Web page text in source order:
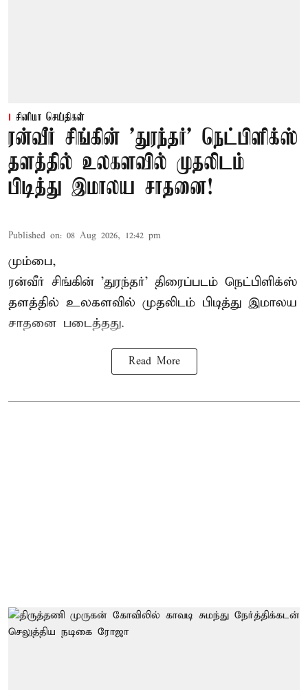
சினிமா செய்திகள்
ரன்வீர் சிங்கின் 'துரந்தர்' நெட்பிளிக்ஸ்
தளத்தில் உலகளவில் முதலிடம்
பிடித்து இமாலய சாதனை!
Published on: 08 Aug 2026, 12:42 pm
மும்பை,
ரன்வீர் சிங்கின் 'துரந்தர்' திரைப்படம் நெட்பிளிக்ஸ்
தளத்தில் உலகளவில் முதலிடம் பிடித்து இமாலய
சாதனை படைத்தது.
Read More